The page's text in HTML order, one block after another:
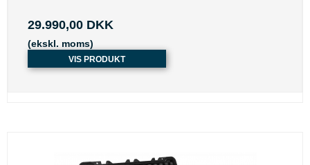
29.990,00 DKK
(ekskl. moms)
VIS PRODUKT